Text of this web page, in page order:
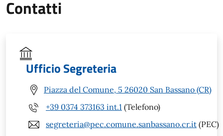
Contatti
Ufficio Segreteria
Piazza del Comune, 5 26020 San Bassano (CR)
+39 0374 373163 int.1 (Telefono)
segreteria@pec.comune.sanbassano.cr.it (PEC)